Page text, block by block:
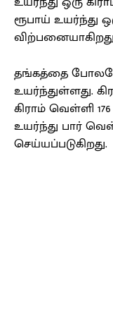
ரூபாய் உயர்ந்து
தங்கத்தை
உயர்ந்துள்ளது.
கிராம் வெள்ளி
உயர்ந்து பார்
செய்யப்படுகிறது.